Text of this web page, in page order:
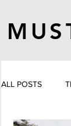
ALL POSTS